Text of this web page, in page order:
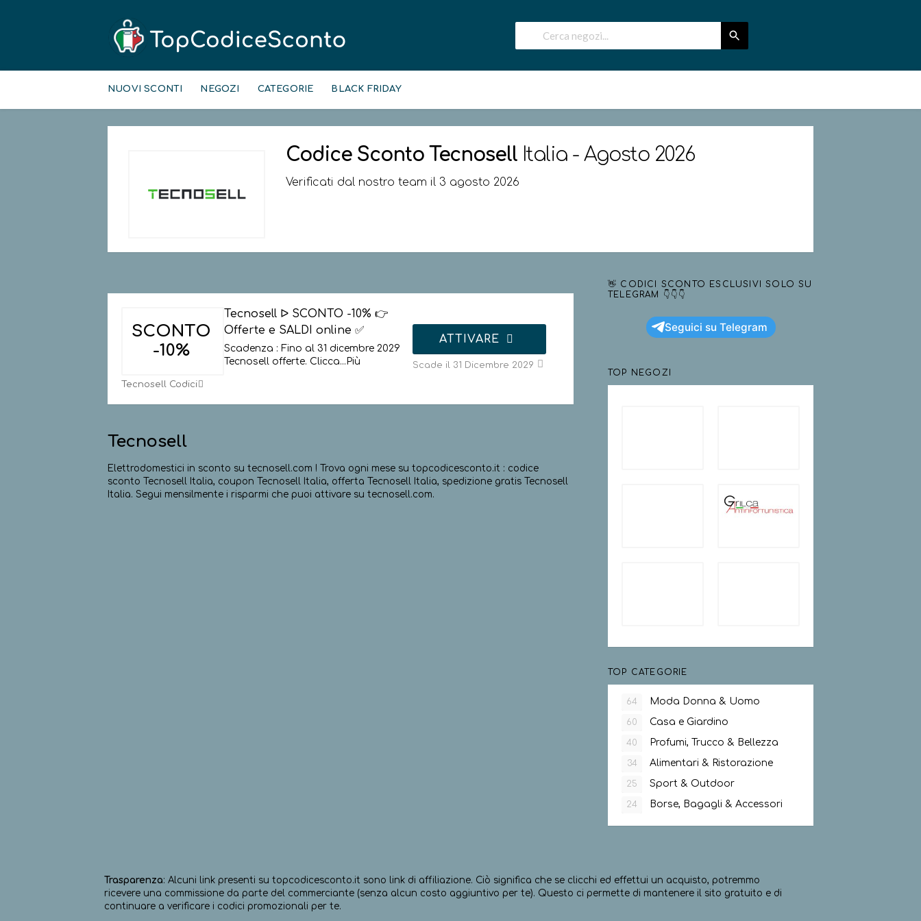
to
NUOVI SCONTI NEGOZI CATEGORIE BLACK FRIDAY
Codice Sconto Tecnosell Italia - Agosto 2026
Verificati dal nostro team il 3 agosto 2026
SCONTO
-10%
Tecnosell Codici
Tecnosell ᐅ SCONTO -10% 👉
Offerte e SALDI online ✅
Scadenza : Fino al 31 dicembre 2029
Tecnosell offerte. Clicca... Più
ATTIVARE
Scade il 31 Dicembre 2029
Tecnosell
Elettrodomestici in sconto su tecnosell.com ! Trova ogni mese su topcodicesconto.it : codice
sconto Tecnosell Italia, coupon Tecnosell Italia, offerta Tecnosell Italia, spedizione gratis Tecnosell
Italia. Segui mensilmente i risparmi che puoi attivare su tecnosell.com.
👋 CODICI SCONTO ESCLUSIVI SOLO SU
TELEGRAM 👇👇👇
Seguici su Telegram
TOP NEGOZI
TOP CATEGORIE
64 Moda Donna & Uomo
60 Casa e Giardino
40 Profumi, Trucco & Bellezza
34 Alimentari & Ristorazione
25 Sport & Outdoor
24 Borse, Bagagli & Accessori
Trasparenza: Alcuni link presenti su topcodicesconto.it sono link di affiliazione. Ciò significa che se clicchi ed effettui un acquisto, potremmo
ricevere una commissione da parte del commerciante (senza alcun costo aggiuntivo per te). Questo ci permette di mantenere il sito gratuito e di
continuare a verificare i codici promozionali per te.